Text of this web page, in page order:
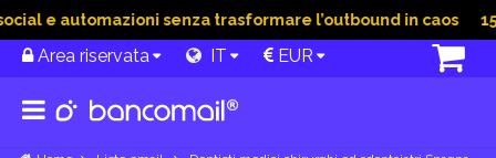
e automazioni senza trasformare l’outbound in caos 15
Area riservata IT EUR